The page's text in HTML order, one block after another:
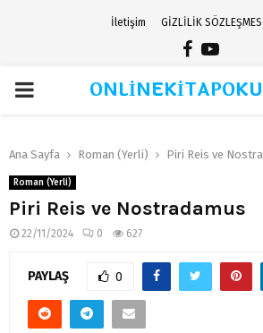
İletişim GİZLİLİK
Facebook
PRIMARY
Ana Sayfa Roman (Yerli) Piri Reis ve
Roman (Yerli)
Piri Reis ve Nostradamus
22/11/2024 0 627
PAYLAŞ 0